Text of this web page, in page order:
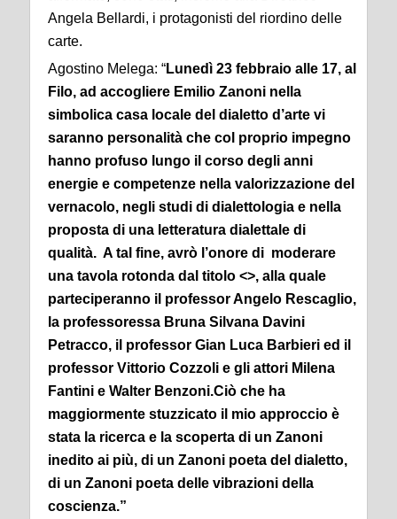
Angela Bellardi, i protagonisti del riordino delle
carte.
Agostino Melega: “Lunedì 23 febbraio alle 17, al
Filo, ad accogliere Emilio Zanoni nella
simbolica casa locale del dialetto d’arte vi
saranno personalità che col proprio impegno
hanno profuso lungo il corso degli anni
energie e competenze nella valorizzazione del
vernacolo, negli studi di dialettologia e nella
proposta di una letteratura dialettale di
qualità. A tal fine, avrò l’onore di moderare
una tavola rotonda dal titolo <>, alla quale
parteciperanno il professor Angelo Rescaglio,
la professoressa Bruna Silvana Davini
Petracco, il professor Gian Luca Barbieri ed il
professor Vittorio Cozzoli e gli attori Milena
Fantini e Walter Benzoni.Ciò che ha
maggiormente stuzzicato il mio approccio è
stata la ricerca e la scoperta di un Zanoni
inedito ai più, di un Zanoni poeta del dialetto,
di un Zanoni poeta delle vibrazioni della
coscienza.”